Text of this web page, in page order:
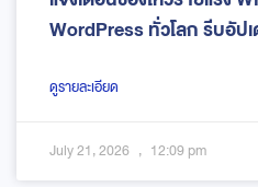
WordPress ทั่วโลก รีบอัป
ดูรายละเอียด
July 21, 2026 12:09 pm